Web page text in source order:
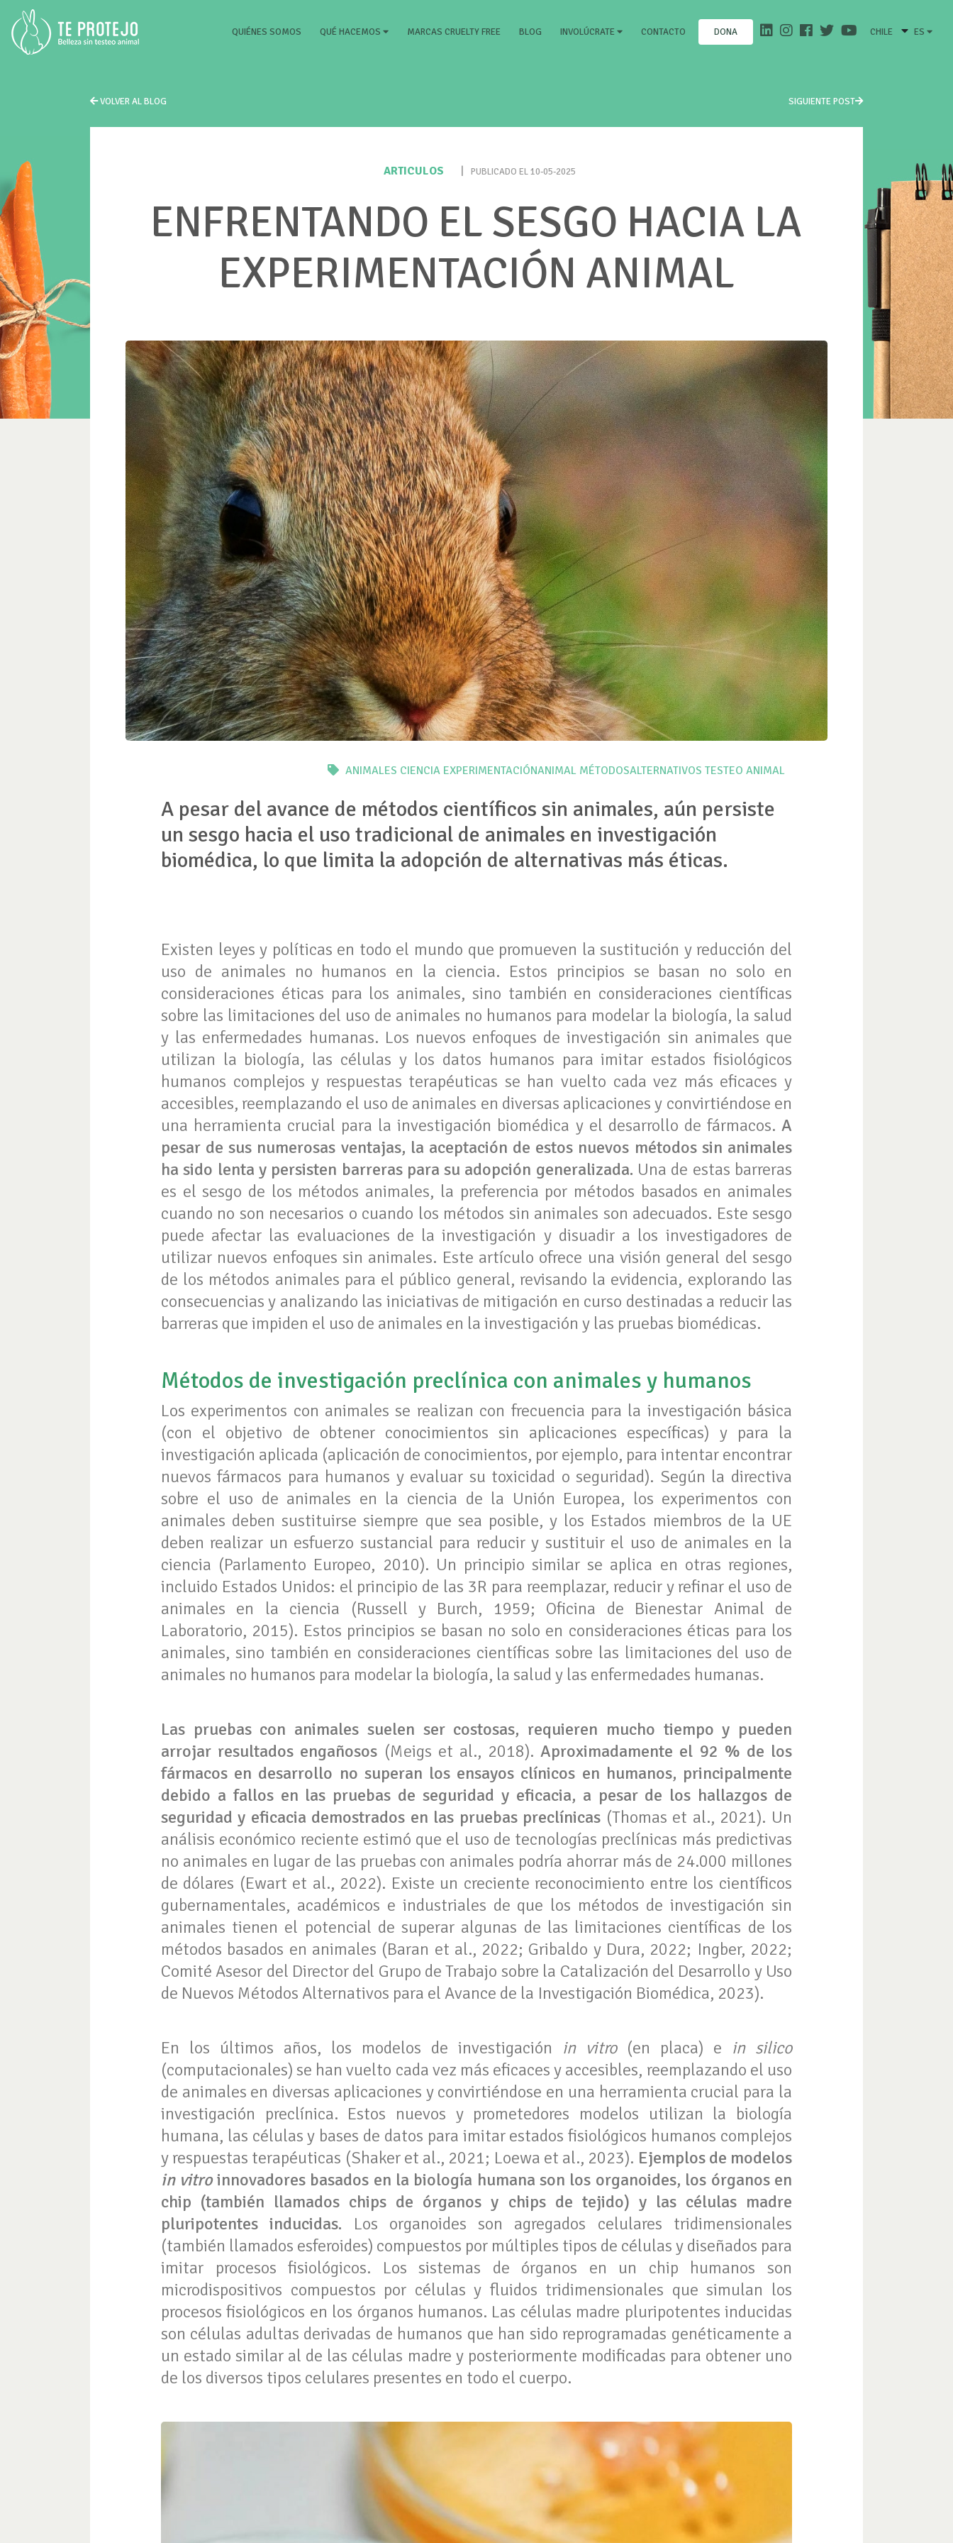
QUIÉNES SOMOS (CURRENT)
QUÉ HACEMOS MARCAS CRUELTY FREE BLOG INVOLÚCRATE CONTACTO DONA CHILE ES
VOLVER AL BLOG SIGUIENTE POST
ARTICULOS PUBLICADO EL 10-05-2025
ENFRENTANDO EL SESGO HACIA LA
EXPERIMENTACIÓN ANIMAL
ANIMALES CIENCIA EXPERIMENTACIÓNANIMAL MÉTODOSALTERNATIVOS TESTEO ANIMAL
A pesar del avance de métodos científicos sin animales, aún persiste
un sesgo hacia el uso tradicional de animales en investigación
biomédica, lo que limita la adopción de alternativas más éticas.
Existen leyes y políticas en todo el mundo que promueven la sustitución y reducción del
uso de animales no humanos en la ciencia. Estos principios se basan no solo en
consideraciones éticas para los animales, sino también en consideraciones científicas
sobre las limitaciones del uso de animales no humanos para modelar la biología, la salud
y las enfermedades humanas. Los nuevos enfoques de investigación sin animales que
utilizan la biología, las células y los datos humanos para imitar estados fisiológicos
humanos complejos y respuestas terapéuticas se han vuelto cada vez más eficaces y
accesibles, reemplazando el uso de animales en diversas aplicaciones y convirtiéndose en
una herramienta crucial para la investigación biomédica y el desarrollo de fármacos. A
pesar de sus numerosas ventajas, la aceptación de estos nuevos métodos sin animales
ha sido lenta y persisten barreras para su adopción generalizada. Una de estas barreras
es el sesgo de los métodos animales, la preferencia por métodos basados ​​en animales
cuando no son necesarios o cuando los métodos sin animales son adecuados. Este sesgo
puede afectar las evaluaciones de la investigación y disuadir a los investigadores de
utilizar nuevos enfoques sin animales. Este artículo ofrece una visión general del sesgo
de los métodos animales para el público general, revisando la evidencia, explorando las
consecuencias y analizando las iniciativas de mitigación en curso destinadas a reducir las
barreras que impiden el uso de animales en la investigación y las pruebas biomédicas.
Métodos de investigación preclínica con animales y humanos
Los experimentos con animales se realizan con frecuencia para la investigación básica
(con el objetivo de obtener conocimientos sin aplicaciones específicas) y para la
investigación aplicada (aplicación de conocimientos, por ejemplo, para intentar encontrar
nuevos fármacos para humanos y evaluar su toxicidad o seguridad). Según la directiva
sobre el uso de animales en la ciencia de la Unión Europea, los experimentos con
animales deben sustituirse siempre que sea posible, y los Estados miembros de la UE
deben realizar un esfuerzo sustancial para reducir y sustituir el uso de animales en la
ciencia (Parlamento Europeo, 2010). Un principio similar se aplica en otras regiones,
incluido Estados Unidos: el principio de las 3R para reemplazar, reducir y refinar el uso de
animales en la ciencia (Russell y Burch, 1959; Oficina de Bienestar Animal de
Laboratorio, 2015). Estos principios se basan no solo en consideraciones éticas para los
animales, sino también en consideraciones científicas sobre las limitaciones del uso de
animales no humanos para modelar la biología, la salud y las enfermedades humanas.
Las pruebas con animales suelen ser costosas, requieren mucho tiempo y pueden
arrojar resultados engañosos (Meigs et al., 2018).Aproximadamente el 92 % de los
fármacos en desarrollo no superan los ensayos clínicos en humanos, principalmente
debido a fallos en las pruebas de seguridad y eficacia, a pesar de los hallazgos de
seguridad y eficacia demostrados en las pruebas preclínicas (Thomas et al., 2021). Un
análisis económico reciente estimó que el uso de tecnologías preclínicas más predictivas
no animales en lugar de las pruebas con animales podría ahorrar más de 24.000 millones
de dólares (Ewart et al., 2022). Existe un creciente reconocimiento entre los científicos
gubernamentales, académicos e industriales de que los métodos de investigación sin
animales tienen el potencial de superar algunas de las limitaciones científicas de los
métodos basados ​​en animales (Baran et al., 2022; Gribaldo y Dura, 2022; Ingber, 2022;
Comité Asesor del Director del Grupo de Trabajo sobre la Catalización del Desarrollo y Uso
de Nuevos Métodos Alternativos para el Avance de la Investigación Biomédica, 2023).
En los últimos años, los modelos de investigación in vitro(en placa) e in silico
(computacionales) se han vuelto cada vez más eficaces y accesibles, reemplazando el uso
de animales en diversas aplicaciones y convirtiéndose en una herramienta crucial para la
investigación preclínica. Estos nuevos y prometedores modelos utilizan la biología
humana, las células y bases de datos para imitar estados fisiológicos humanos complejos
y respuestas terapéuticas (Shaker et al., 2021; Loewa et al., 2023). Ejemplos de modelos
in vitroinnovadores basados ​​en la biología humana son los organoides, los órganos en
chip (también llamados chips de órganos y chips de tejido) y las células madre
pluripotentes inducidas. Los organoides son agregados celulares tridimensionales
(también llamados esferoides) compuestos por múltiples tipos de células y diseñados para
imitar procesos fisiológicos. Los sistemas de órganos en un chip humanos son
microdispositivos compuestos por células y fluidos tridimensionales que simulan los
procesos fisiológicos en los órganos humanos. Las células madre pluripotentes inducidas
son células adultas derivadas de humanos que han sido reprogramadas genéticamente a
un estado similar al de las células madre y posteriormente modificadas para obtener uno
de los diversos tipos celulares presentes en todo el cuerpo.